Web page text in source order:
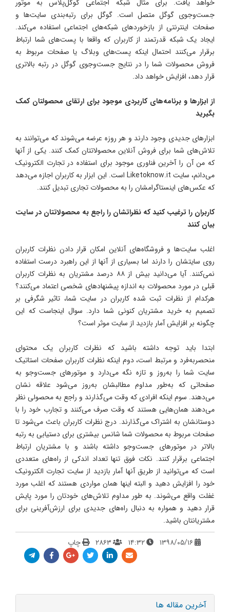
خواهد یافت. برای مثال شبکه اجتماعی گوگل‌پلاس به موتور
جست‌وجوی گوگل متصل است. گوگل برای رتبه‌بندی سایت‌ها و
صفحات اینترنتی از بازخوردهای شبکه‌های اجتماعی استفاده می‌کند.
ایجاد یک شبکه قدرتمند از کاربران که واقعا با پست‌های شما ارتباط
برقرار می‌کنند احتمال اینکه پست‌های وبلاگ یا صفحات مربوط به
فروش محصولات شما را در نتایج جست‌وجوی گوگل در رتبه بالاتری
قرار دهد، افزایش خواهد داد.
از ابزارها و برنامه‌های کاربردی موجود برای ارتقای محصولتان کمک
بگیرید
ابزارهای جدیدی وجود دارند و هر روزه عرضه می‌شوند که می‌توانند به
تلاش‌های شما برای فروش آنلاین محصولاتتان کمک کنند. یکی از آنها
که من آن را آخرین فناوری موجود برای استفاده در تجارت الکترونیک
می‌دانم، سایت Liketoknow.it است. این ابزار به کاربران اجازه می‌دهد
که عکس‌های اینستاگرامشان را به محصولات تجاری تبدیل کنند.
کاربران را ترغیب کنید که نظراتشان را راجع به محصولاتتان در سایت
بیان کنند
اغلب سایت‌ها و فروشگاه‌های آنلاین امکان قرار دادن نظرات کاربران
روی سایتشان را دارند اما بسیاری از آنها از این راهبرد درست استفاده
نمی‌کنند. آیا می‌دانید بیش از ۸۸ درصد مشتریان به نظرات کاربران
قبلی در مورد محصولات به اندازه پیشنهادهای شخصی اعتماد می‌کنند؟
هرکدام از نظرات ثبت شده کاربران در سایت شما، تاثیر شگرفی بر
تصمیم به خرید مشتریان کنونی شما دارد. سوال اینجاست که این
چگونه بر افزایش آمار بازدید از سایت موثر است؟
ابتدا باید توجه داشته باشید که نظرات کاربران یک محتوای
منحصربه‌فرد و مرتبط است، دوم اینکه نظرات کاربران صفحات استاتیک
سایت شما را به‌روز و تازه نگه می‌دارد و موتورهای جست‌وجو به
صفحاتی که به‌طور مداوم مطالبشان به‌روز می‌شود علاقه نشان
می‌دهند. سوم اینکه افرادی که وقت می‌گذارند و راجع به محصولی نظر
می‌دهند همان‌هایی هستند که وقت صرف می‌کنند و تجارب خود را با
دوستانشان به اشتراک می‌گذارند. درج نظرات کاربران باعث می‌شود تا
صفحات مربوط به محصولات شما شانس بیشتری برای دستیابی به رتبه
بالاتر در موتورهای جست‌وجو داشته باشند و با مشتریان ارتباط
اجتماعی برقرار کنند. نکات فوق تنها تعداد اندکی از راه‌های متعددی
است که می‌توانید از طریق آنها آمار بازدید از سایت تجارت الکترونیک
خود را افزایش دهید و البته اینها همان مواردی هستند که اغلب مورد
غفلت واقع می‌شوند. به طور مداوم تلاش‌های خودتان را مورد پایش
قرار دهید و همواره به دنبال راه‌های جدیدی برای ارزش‌آفرینی برای
مشتریانتان باشید.
۱۳۹۸/۰۵/۱۶
۱۴:۳۲ ۲۸۶۳ چاپ
آخرین مقاله ها